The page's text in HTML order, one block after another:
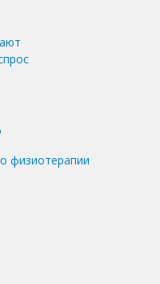
физиотерапии